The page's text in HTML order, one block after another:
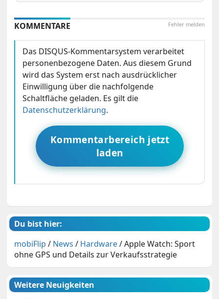
Fehler melden
KOMMENTARE
Das DISQUS-Kommentarsystem verarbeitet
personenbezogene Daten. Aus diesem Grund
wird das System erst nach ausdrücklicher
Einwilligung über die nachfolgende
Schaltfläche geladen. Es gilt die
Datenschutzerklärung.
Kommentarbereich jetzt
laden
Du bist hier:
mobiFlip / News / Hardware/Apple Watch: Sport
ohne GPS und Details zur Verkaufsstrategie
Weitere Neuigkeiten